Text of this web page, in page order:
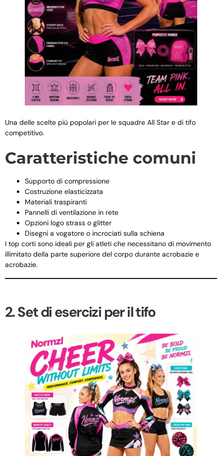
Una delle scelte più popolari per le squadre All Star e di tifo
competitivo.
Caratteristiche comuni
Supporto di compressione
Costruzione elasticizzata
Materiali traspiranti
Pannelli di ventilazione in rete
Opzioni logo strass o glitter
Disegni a vogatore o incrociati sulla schiena
I top corti sono ideali per gli atleti che necessitano di movimento
illimitato della parte superiore del corpo durante acrobazie e
acrobazie.
2. Set di esercizi per il tifo